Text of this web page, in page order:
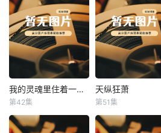
我的灵魂里住着一条龙 我的灵魂里住着一条龙
第42集
天纵狂萧
天纵狂萧
第51集